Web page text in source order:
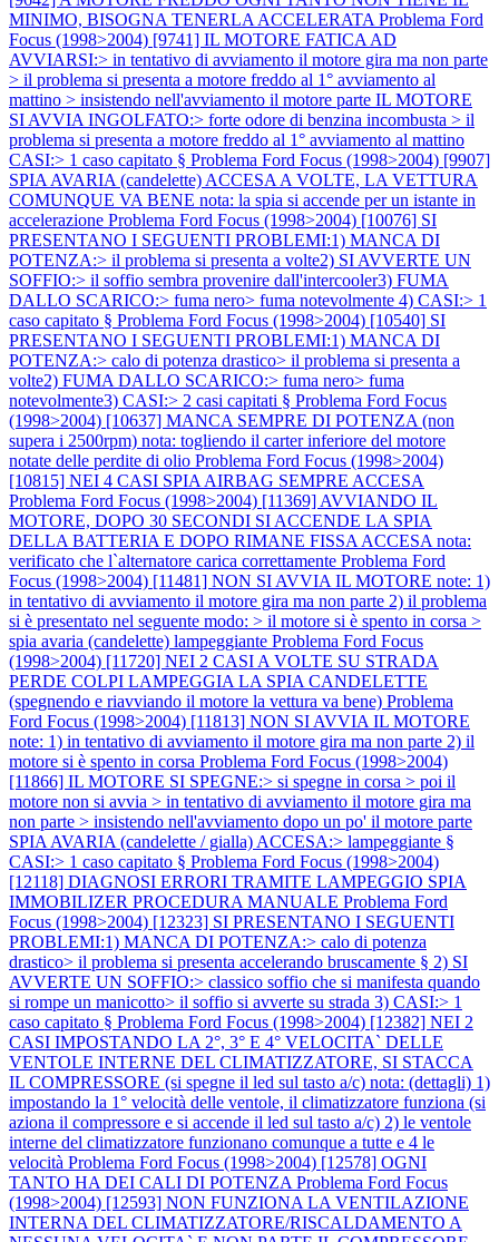
MINIMO, BISOGNA TENERLA ACCELERATA Problema Ford
Focus (1998>2004) [9741] IL MOTORE FATICA AD
AVVIARSI:> in tentativo di avviamento il motore gira ma non parte
> il problema si presenta a motore freddo al 1° avviamento al
mattino > insistendo nell'avviamento il motore parte IL MOTORE
SI AVVIA INGOLFATO:> forte odore di benzina incombusta > il
problema si presenta a motore freddo al 1° avviamento al mattino
CASI:> 1 caso capitato § Problema Ford Focus (1998>2004) [9907]
SPIA AVARIA (candelette) ACCESA A VOLTE, LA VETTURA
COMUNQUE VA BENE nota: la spia si accende per un istante in
accelerazione Problema Ford Focus (1998>2004) [10076] SI
PRESENTANO I SEGUENTI PROBLEMI:1) MANCA DI
POTENZA:> il problema si presenta a volte2) SI AVVERTE UN
SOFFIO:> il soffio sembra provenire dall'intercooler3) FUMA
DALLO SCARICO:> fuma nero> fuma notevolmente 4) CASI:> 1
caso capitato § Problema Ford Focus (1998>2004) [10540] SI
PRESENTANO I SEGUENTI PROBLEMI:1) MANCA DI
POTENZA:> calo di potenza drastico> il problema si presenta a
volte2) FUMA DALLO SCARICO:> fuma nero> fuma
notevolmente3) CASI:> 2 casi capitati § Problema Ford Focus
(1998>2004) [10637] MANCA SEMPRE DI POTENZA (non
supera i 2500rpm) nota: togliendo il carter inferiore del motore
notate delle perdite di olio Problema Ford Focus (1998>2004)
[10815] NEI 4 CASI SPIA AIRBAG SEMPRE ACCESA
Problema Ford Focus (1998>2004) [11369] AVVIANDO IL
MOTORE, DOPO 30 SECONDI SI ACCENDE LA SPIA
DELLA BATTERIA E DOPO RIMANE FISSA ACCESA nota:
verificato che l`alternatore carica correttamente Problema Ford
Focus (1998>2004) [11481] NON SI AVVIA IL MOTORE note: 1)
in tentativo di avviamento il motore gira ma non parte 2) il problema
si è presentato nel seguente modo: > il motore si è spento in corsa >
spia avaria (candelette) lampeggiante Problema Ford Focus
(1998>2004) [11720] NEI 2 CASI A VOLTE SU STRADA
PERDE COLPI LAMPEGGIA LA SPIA CANDELETTE
(spegnendo e riavviando il motore la vettura va bene) Problema
Ford Focus (1998>2004) [11813] NON SI AVVIA IL MOTORE
note: 1) in tentativo di avviamento il motore gira ma non parte 2) il
motore si è spento in corsa Problema Ford Focus (1998>2004)
[11866] IL MOTORE SI SPEGNE:> si spegne in corsa > poi il
motore non si avvia > in tentativo di avviamento il motore gira ma
non parte > insistendo nell'avviamento dopo un po' il motore parte
SPIA AVARIA (candelette / gialla) ACCESA:> lampeggiante §
CASI:> 1 caso capitato § Problema Ford Focus (1998>2004)
[12118] DIAGNOSI ERRORI TRAMITE LAMPEGGIO SPIA
IMMOBILIZER PROCEDURA MANUALE Problema Ford
Focus (1998>2004) [12323] SI PRESENTANO I SEGUENTI
PROBLEMI:1) MANCA DI POTENZA:> calo di potenza
drastico> il problema si presenta accelerando bruscamente § 2) SI
AVVERTE UN SOFFIO:> classico soffio che si manifesta quando
si rompe un manicotto> il soffio si avverte su strada 3) CASI:> 1
caso capitato § Problema Ford Focus (1998>2004) [12382] NEI 2
CASI IMPOSTANDO LA 2°, 3° E 4° VELOCITA` DELLE
VENTOLE INTERNE DEL CLIMATIZZATORE, SI STACCA
IL COMPRESSORE (si spegne il led sul tasto a/c) nota: (dettagli) 1)
impostando la 1° velocità delle ventole, il climatizzatore funziona (si
aziona il compressore e si accende il led sul tasto a/c) 2) le ventole
interne del climatizzatore funzionano comunque a tutte e 4 le
velocità Problema Ford Focus (1998>2004) [12578] OGNI
TANTO HA DEI CALI DI POTENZA Problema Ford Focus
(1998>2004) [12593] NON FUNZIONA LA VENTILAZIONE
INTERNA DEL CLIMATIZZATORE/RISCALDAMENTO A